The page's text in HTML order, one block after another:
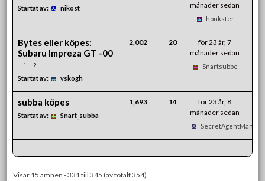
Startat av: nikost
månader sedan
honkster
Bytes eller köpes:
Subaru Impreza GT -00
1 2
Startat av: vskogh
2,002 20
för 23 år, 7
månader sedan
Snartsubbe
subba köpes
Startat av: Snart_subba
1,693 14
för 23 år, 8
månader sedan
SecretAgentMan
Visar 15 ämnen - 331 till 345 (av totalt 354)